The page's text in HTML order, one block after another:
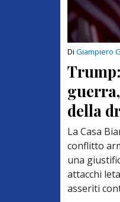
Di Giampiero
della
La Casa
conflitto
una
attacchi
asseriti